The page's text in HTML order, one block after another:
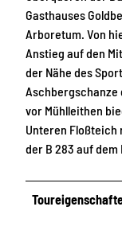
Gasthauses
Arboretum. Von
Anstieg auf den
der Nähe des
Aschbergschanze
vor Mühlleithen
Unteren Floßteich
der B 283 auf